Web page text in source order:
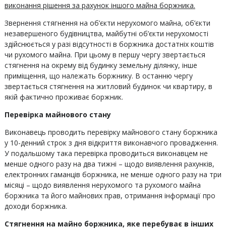
виконання рішення за рахунок іншого майна боржника.
Звернення стягнення на об’єкти нерухомого майна, об’єкти
незавершеного будівництва, майбутні об’єкти нерухомості
здійснюється у разі відсутності в боржника достатніх коштів
чи рухомого майна. При цьому в першу чергу звертається
стягнення на окрему від будинку земельну ділянку, інше
приміщення, що належать боржнику. В останню чергу
звертається стягнення на житловий будинок чи квартиру, в
якій фактично проживає боржник.
Перевірка майнового стану
Виконавець проводить перевірку майнового стану боржника
у 10-денний строк з дня відкриття виконавчого провадження.
У подальшому така перевірка проводиться виконавцем не
менше одного разу на два тижні – щодо виявлення рахунків,
електронних гаманців боржника, не менше одного разу на три
місяці – щодо виявлення нерухомого та рухомого майна
боржника та його майнових прав, отримання інформації про
доходи боржника.
Стягнення на майно боржника, яке перебуває в інших